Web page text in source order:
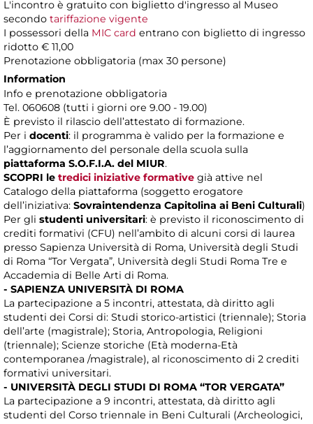
L'incontro è gratuito con biglietto d'ingresso al Museo
secondo tariffazione vigente
I possessori della MIC card entrano con biglietto di ingresso
ridotto € 11,00
Prenotazione obbligatoria (max 30 persone)
Information
Info e prenotazione obbligatoria
Tel. 060608 (tutti i giorni ore 9.00 - 19.00)
È previsto il rilascio dell’attestato di formazione.
Per i docenti: il programma è valido per la formazione e
l’aggiornamento del personale della scuola sulla
piattaforma S.O.F.I.A. del MIUR.
SCOPRI le tredici iniziative formative già attive nel
Catalogo della piattaforma (soggetto erogatore
dell’iniziativa: Sovraintendenza Capitolina ai Beni Culturali)
Per gli studenti universitari: è previsto il riconoscimento di
crediti formativi (CFU) nell’ambito di alcuni corsi di laurea
presso Sapienza Università di Roma, Università degli Studi
di Roma “Tor Vergata”, Università degli Studi Roma Tre e
Accademia di Belle Arti di Roma.
- SAPIENZA UNIVERSITÀ DI ROMA
La partecipazione a 5 incontri, attestata, dà diritto agli
studenti dei Corsi di: Studi storico-artistici (triennale); Storia
dell’arte (magistrale); Storia, Antropologia, Religioni
(triennale); Scienze storiche (Età moderna-Età
contemporanea /magistrale), al riconoscimento di 2 crediti
formativi universitari.
- UNIVERSITÀ DEGLI STUDI DI ROMA “TOR VERGATA”
La partecipazione a 9 incontri, attestata, dà diritto agli
studenti del Corso triennale in Beni Culturali (Archeologici,